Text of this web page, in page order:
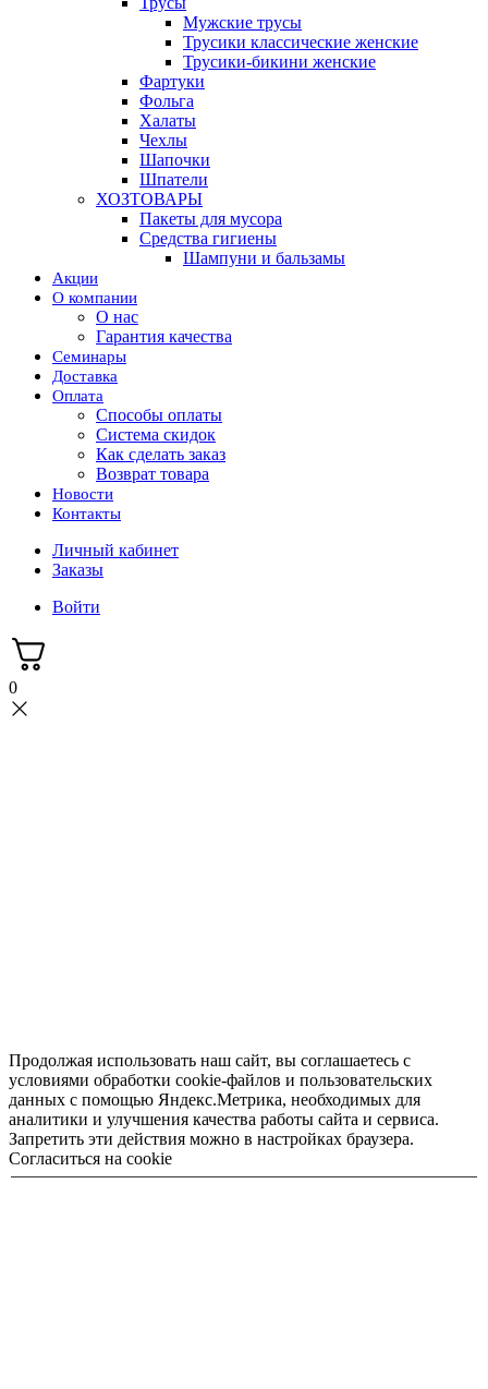
Мужские трусы
Трусики классические женские
Трусики-бикини женские
Фартуки
Фольга
Халаты
Чехлы
Шапочки
Шпатели
ХОЗТОВАРЫ
Пакеты для мусора
Средства гигиены
Шампуни и бальзамы
Акции
О компании
О нас
Гарантия качества
Семинары
Доставка
Оплата
Способы оплаты
Система скидок
Как сделать заказ
Возврат товара
Новости
Контакты
Личный кабинет
Заказы
Войти
0
Продолжая использовать наш сайт, вы соглашаетесь с
условиями обработки cookie-файлов и пользовательских
данных с помощью Яндекс.Метрика, необходимых для
аналитики и улучшения качества работы сайта и сервиса.
Запретить эти действия можно в настройках браузера.
Согласиться на cookie